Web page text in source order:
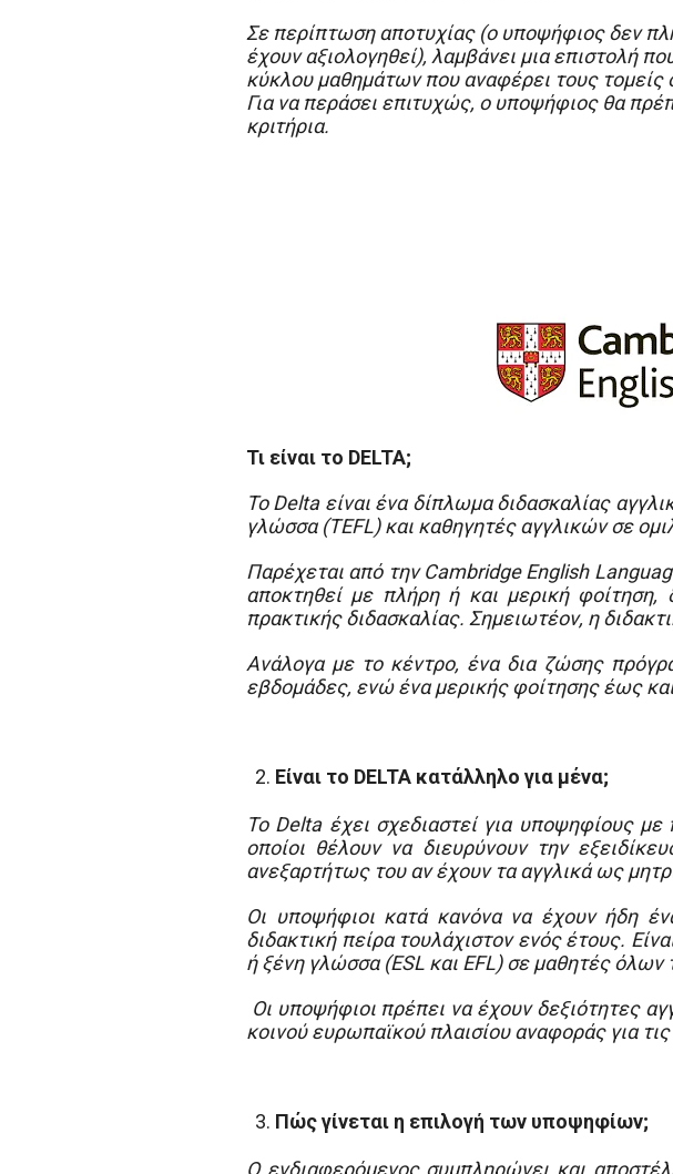
Σε περίπτωση αποτυχίας (ο υποψήφιος δεν
έχουν αξιολογηθεί), λαμβάνει μια επιστολή
κύκλου μαθημάτων που αναφέρει τους τομείς
Για να περάσει επιτυχώς, ο υποψήφιος θα
κριτήρια.
Τι είναι το DELTA;
Το Delta είναι ένα δίπλωμα διδασκαλίας
γλώσσα (TEFL) και καθηγητές αγγλικών σε
Παρέχεται από την Cambridge English
αποκτηθεί με πλήρη ή και μερική
πρακτικής διδασκαλίας. Σημειωτέον, η
Ανάλογα με το κέντρο, ένα δια ζώσης
εβδομάδες, ενώ ένα μερικής φοίτησης έως
Είναι το DELTA κατάλληλο για μένα;
Το Delta έχει σχεδιαστεί για υποψηφίους
οποίοι θέλουν να διευρύνουν την
ανεξαρτήτως του αν έχουν τα αγγλικά ως
Οι υποψήφιοι κατά κανόνα να έχουν ήδη
διδακτική πείρα τουλάχιστον ενός έτους.
ή ξένη γλώσσα (ESL και EFL) σε μαθητές όλων
Οι υποψήφιοι πρέπει να έχουν δεξιότητες
κοινού ευρωπαϊκού πλαισίου αναφοράς για
Πώς γίνεται η επιλογή των υποψηφίων;
Ο ενδιαφερόμενος συμπληρώνει και